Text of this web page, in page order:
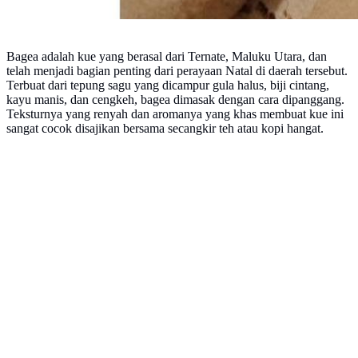
Bagea adalah kue yang berasal dari Ternate, Maluku Utara, dan
telah menjadi bagian penting dari perayaan Natal di daerah tersebut.
Terbuat dari tepung sagu yang dicampur gula halus, biji cintang,
kayu manis, dan cengkeh, bagea dimasak dengan cara dipanggang.
Teksturnya yang renyah dan aromanya yang khas membuat kue ini
sangat cocok disajikan bersama secangkir teh atau kopi hangat.